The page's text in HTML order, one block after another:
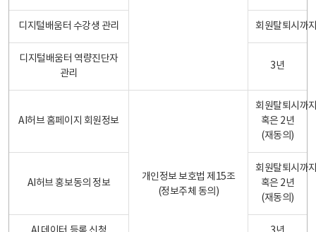
디지털배움터 수강생 관리 회원탈퇴시까
디지털배움터 역량진단자
관리
3년
AI허브 홈페이지 회원정보
개인정보 보호법 제15조
(정보주체 동의)
회원탈퇴시까
혹은 2년
(재동의)
AI허브 홍보동의 정보
회원탈퇴시까
혹은 2년
(재동의)